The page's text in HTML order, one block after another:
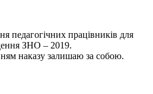
педагогічних працівників для
ЗНО – 2019.
наказу залишаю за собою.